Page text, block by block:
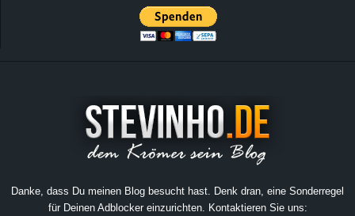
Danke, dass Du meinen Blog besucht hast. Denk dran, eine Sonderregel
für Deinen Adblocker einzurichten. Kontaktieren Sie uns: